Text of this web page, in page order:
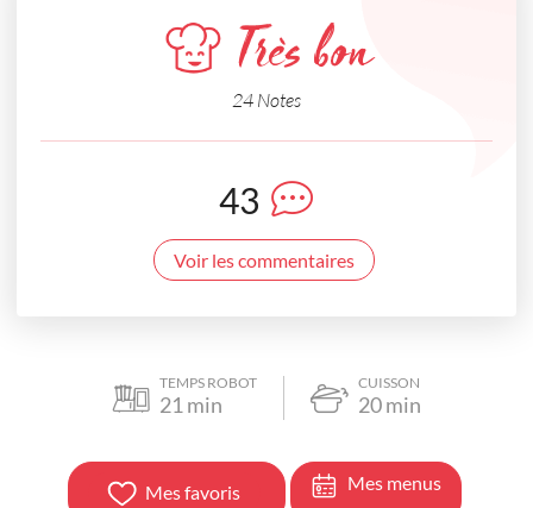
Très bon
24 Notes
43
Voir les commentaires
TEMPS ROBOT
21 min
CUISSON
20min
Mes favoris Mes menus